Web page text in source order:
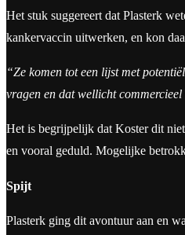
Het stuk suggereert dat Plasterk
kankervaccin uitwerken, en kon
“Ze komen tot een lijst met
vragen en dat wellicht
Het is begrijpelijk dat Koster dit
en vooral geduld. Mogelijke
Spijt
Plasterk ging dit avontuur aan en